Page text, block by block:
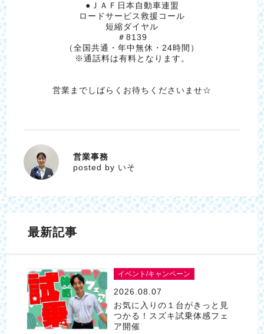
●ＪＡＦ日本自動車連盟
ロードサービス救援コール
短縮ダイヤル
＃8139
（全国共通・年中無休・24時間）
※通話料は有料となります。
営業までしばらくお待ちくださいませ☆
いそ
営業事務
posted by いそ
最新記事
イベント/キャンペーン
2026.08.07
お気に入りの１台がきっと見
つかる！スズキ試乗体感フェ
ア開催